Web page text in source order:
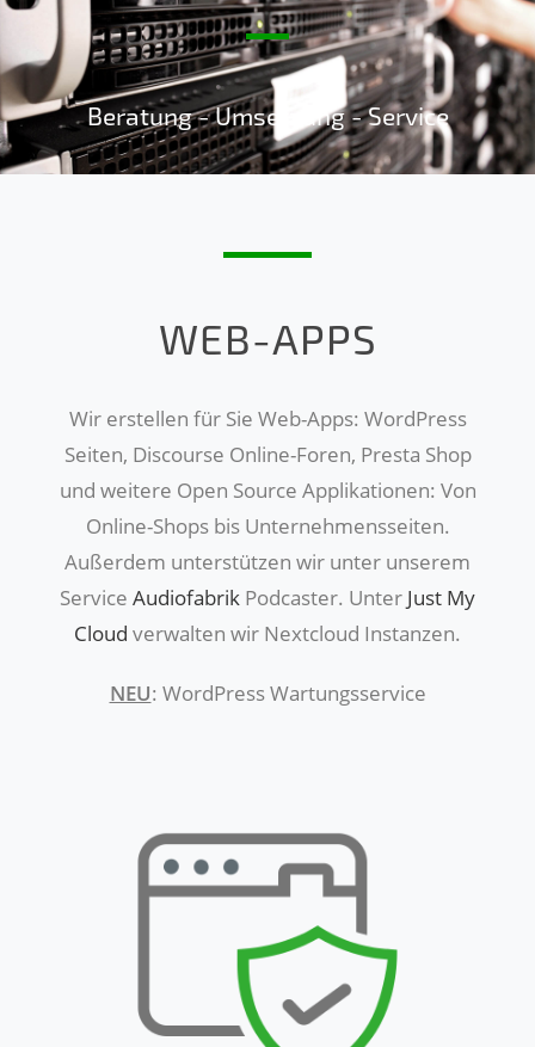
Beratung - Umsetzung - Service
WEB-APPS
Wir erstellen für Sie Web-Apps: WordPress
Seiten, Discourse Online-Foren, Presta Shop
und weitere Open Source Applikationen: Von
Online-Shops bis Unternehmensseiten.
Außerdem unterstützen wir unter unserem
Service Audiofabrik Podcaster. Unter Just My
Cloud verwalten wir Nextcloud Instanzen.
NEU: WordPress Wartungsservice